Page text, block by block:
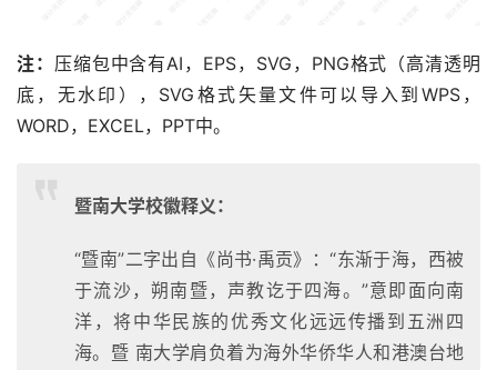
注： 压缩包中含有AI，EPS，SVG，PNG格式（高清透明
底，无水印），SVG格式矢量文件可以导入到WPS，
WORD，EXCEL，PPT中。
暨南大学校徽释义：
“暨南”二字出自《尚书·禹贡》：“东渐于海，西被
于流沙，朔南暨，声教讫于四海。”意即面向南
洋，将中华民族的优秀文化远远传播到五洲四
海。暨 南大学肩负着为海外华侨华人和港澳台地